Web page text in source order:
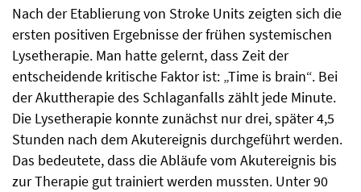
Nach der Etablierung von Stroke Units zeigten sich die
ersten positiven Ergebnisse der frühen systemischen
Lysetherapie. Man hatte gelernt, dass Zeit der
entscheidende kritische Faktor ist: „Time is brain“. Bei
der Akuttherapie des Schlaganfalls zählt jede Minute.
Die Lysetherapie konnte zunächst nur drei, später 4,5
Stunden nach dem Akutereignis durchgeführt werden.
Das bedeutete, dass die Abläufe vom Akutereignis bis
zur Therapie gut trainiert werden mussten. Unter 90